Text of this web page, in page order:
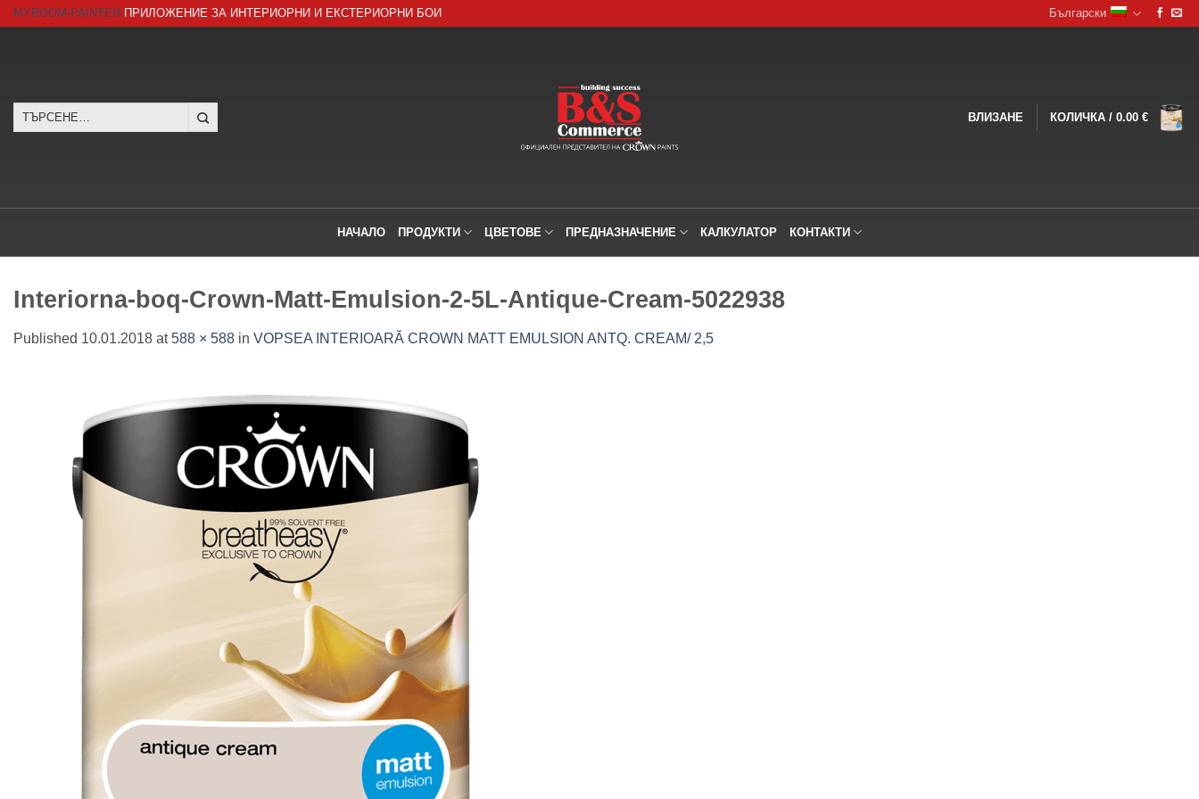
SkipMYROOM-PAINTER ПРИЛОЖЕНИЕ ЗА ИНТЕРИОРНИ И ЕКСТЕРИОРНИ БОИ Български
Търсене
ВЛИЗАНЕ КОЛИЧКА / 0.00 €
НАЧАЛО ПРОДУКТИ ЦВЕТОВЕ ПРЕДНАЗНАЧЕНИЕ КАЛКУЛАТОР КОНТАКТИ
Interiorna-boq-Crown-Matt-Emulsion-2-5L-Antique-Cream-5022938
Published 10.01.2018 at588 × 588 in VOPSEA INTERIOARĂ CROWN MATT EMULSION ANTQ. CREAM/ 2,5